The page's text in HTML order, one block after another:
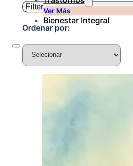
Ver Más
Bienestar Integral
Filter
Ordenar por: